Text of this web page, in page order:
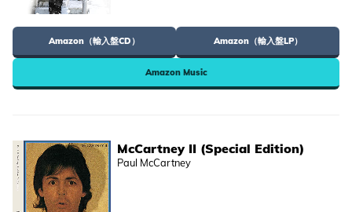
Amazon（輸入盤CD） Amazon（輸入盤LP）
Amazon Music
McCartney II (Special Edition)
Paul McCartney